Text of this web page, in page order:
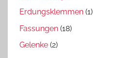
Erdungsklemmen (1)
Fassungen (18)
Gelenke (2)